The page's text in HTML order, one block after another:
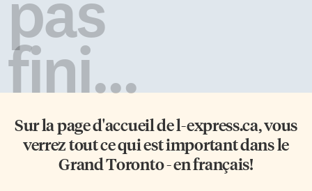
semaine […]
fini...
Sur la page d'accueil del-express.ca, vous
verrez tout ce qui est important dans le
Grand Toronto - en français!